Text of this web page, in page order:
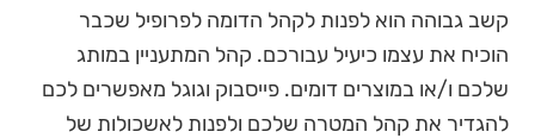
קשב גבוהה הוא לפנות לקהל הדומה לפרופיל שכבר
הוכיח את עצמו כיעיל עבורכם. קהל המתעניין במותג
שלכם ו/או במוצרים דומים. פייסבוק וגוגל מאפשרים לכם
להגדיר את קהל המטרה שלכם ולפנות לאשכולות של